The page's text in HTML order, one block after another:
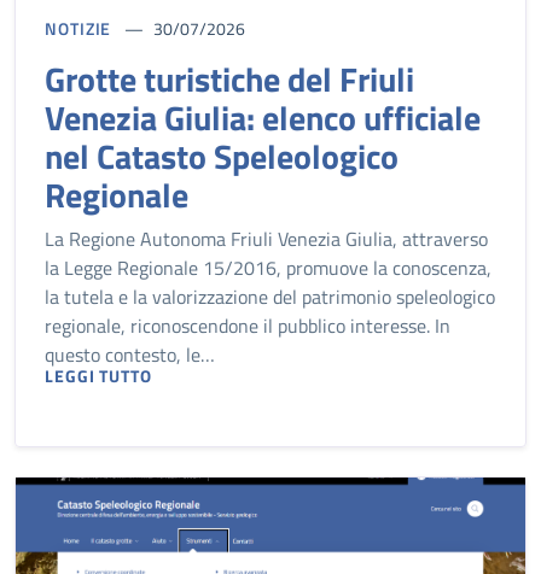
NOTIZIE 30/07/2026
Grotte turistiche del Friuli
Venezia Giulia: elenco ufficiale
nel Catasto Speleologico
Regionale
La Regione Autonoma Friuli Venezia Giulia, attraverso
la Legge Regionale 15/2016, promuove la conoscenza,
la tutela e la valorizzazione del patrimonio speleologico
regionale, riconoscendone il pubblico interesse. In
questo contesto, le…
LEGGI TUTTO